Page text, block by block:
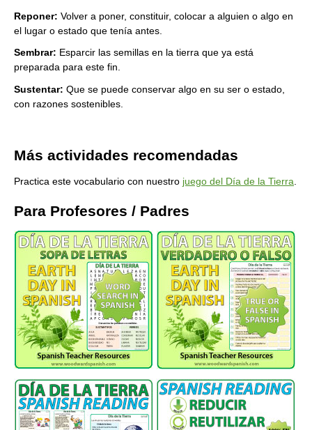
Reponer: Volver a poner, constituir, colocar a alguien o algo en
el lugar o estado que tenía antes.
Sembrar: Esparcir las semillas en la tierra que ya está
preparada para este fin.
Sustentar: Que se puede conservar algo en su ser o estado,
con razones sostenibles.
Más actividades recomendadas
Practica este vocabulario con nuestro juego del Día de la Tierra
Para Profesores / Padres